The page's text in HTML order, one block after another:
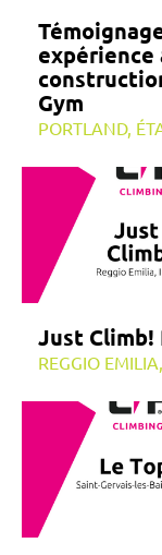
expérience
Gym
PORTLAND,
Just Climb!
REGGIO